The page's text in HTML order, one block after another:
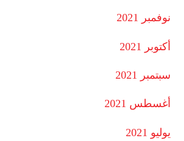
نوفمبر 2021
أكتوبر 2021
سبتمبر 2021
أغسطس 2021
يوليو 2021